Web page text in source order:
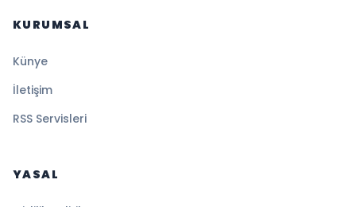
KURUMSAL
Künye
İletişim
RSS Servisleri
YASAL